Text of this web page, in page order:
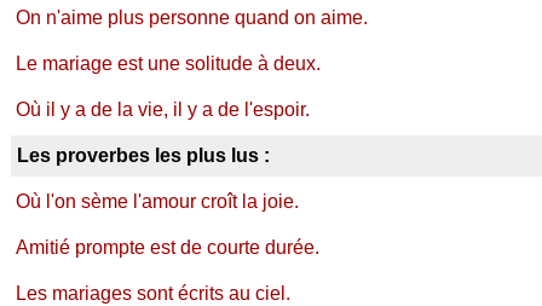
On n'aime plus personne quand on aime.
Le mariage est une solitude à deux.
Où il y a de la vie, il y a de l'espoir.
Les proverbes les plus lus :
Où l'on sème l'amour croît la joie.
Amitié prompte est de courte durée.
Les mariages sont écrits au ciel.